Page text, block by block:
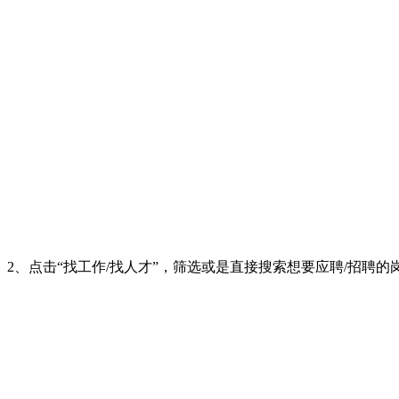
2、点击“找工作/找人才”，筛选或是直接搜索想要应聘/招聘的